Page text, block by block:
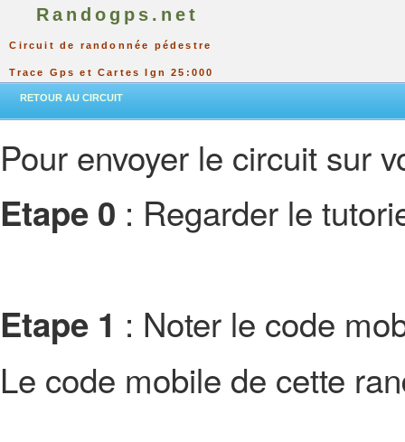
Randogps.net
Circuit de randonnée pédestre
Trace Gps et Cartes Ign 25:000
RETOUR AU CIRCUIT
Pour envoyer le circuit sur
Etape 0 : Regarder le
Etape 1 : Noter le code
Le code mobile de cette